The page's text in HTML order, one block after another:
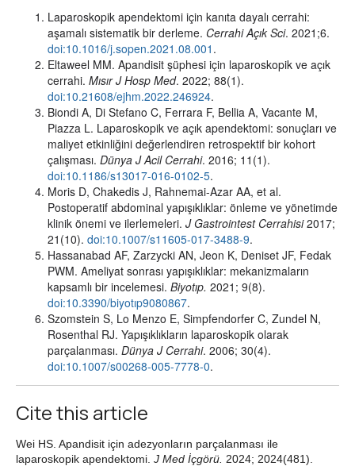
Laparoskopik apendektomi için kanıta dayalı cerrahi:
aşamalı sistematik bir derleme. Cerrahi Açık Sci. 2021;6.
doi:10.1016/j.sopen.2021.08.001 .
Eltaweel MM. Apandisit şüphesi için laparoskopik ve açık
cerrahi. Mısır J Hosp Med. 2022; 88(1).
doi:10.21608/ejhm.2022.246924.
Biondi A, Di Stefano C, Ferrara F, Bellia A, Vacante M,
Piazza L. Laparoskopik ve açık apendektomi: sonuçları ve
maliyet etkinliğini değerlendiren retrospektif bir kohort
çalışması. Dünya J Acil Cerrahi. 2016; 11(1).
doi:10.1186/s13017-016-0102-5.
Moris D, Chakedis J, Rahnemai-Azar AA, et al.
Postoperatif abdominal yapışıklıklar: önleme ve yönetimde
klinik önemi ve ilerlemeleri. J Gastrointest Cerrahisi2017;
21(10). doi:10.1007/s11605-017-3488-9.
Hassanabad AF, Zarzycki AN, Jeon K, Deniset JF, Fedak
PWM. Ameliyat sonrası yapışıklıklar: mekanizmaların
kapsamlı bir incelemesi. Biyotıp. 2021; 9(8).
doi:10.3390/biyotıp9080867.
Szomstein S, Lo Menzo E, Simpfendorfer C, Zundel N,
Rosenthal RJ. Yapışıklıkların laparoskopik olarak
parçalanması. Dünya J Cerrahi. 2006; 30(4).
doi:10.1007/s00268-005-7778-0.
Cite this article
Wei HS. Apandisit için adezyonların parçalanması ile
laparoskopik apendektomi. J Med İçgörü. 2024; 2024(481).